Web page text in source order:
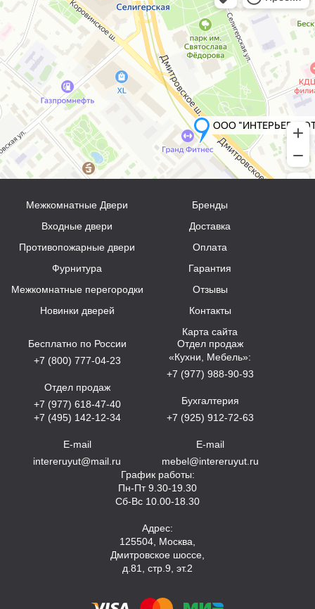
Межкомнатные Двери
Входные двери
Противопожарные двери
Фурнитура
Межкомнатные перегородки
Новинки дверей
Бренды
Доставка
Оплата
Гарантия
Отзывы
Контакты
Карта сайта
Бесплатно по России
+7 (800) 777-04-23
Отдел продаж
+7 (977) 618-47-40
+7 (495) 142-12-34
E-mail
intereruyut@mail.ru
Отдел продаж
«Кухни, Мебель»:
+7 (977) 988-90-93
Бухгалтерия
+7 (925) 912-72-63
E-mail
mebel@intereruyut.ru
График работы:
Пн-Пт 9.30-19.30
Сб-Вс 10.00-18.30
Адрес:
125504, Москва,
Дмитровское шоссе,
д.81, стр.9, эт.2